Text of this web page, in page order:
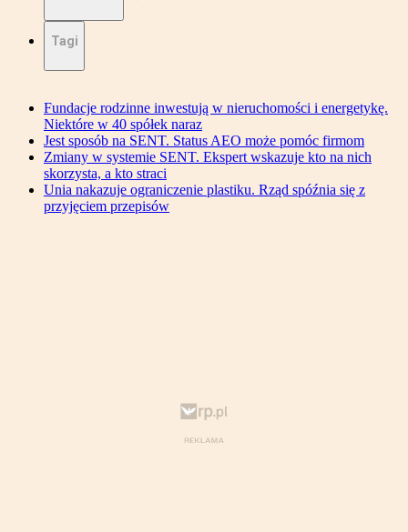
Tagi
Fundacje rodzinne inwestują w nieruchomości i energetykę.
Niektóre w 40 spółek naraz
Jest sposób na SENT. Status AEO może pomóc firmom
Zmiany w systemie SENT. Ekspert wskazuje kto na nich
skorzysta, a kto straci
Unia nakazuje ograniczenie plastiku. Rząd spóźnia się z
przyjęciem przepisów